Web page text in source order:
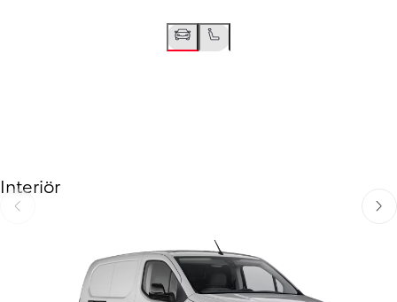
Interiör
Föregående